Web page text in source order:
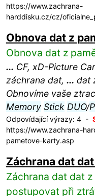
https://www.zachrana-
harddisku.cz/cz/
Obnova dat z
Obnova dat z
... CF, xD-Picture
záchrana dat, ... dat
Obnovíme vaše
Memory Stick DUO/
Odpovídající výrazy: 4 -
https://www.zachrana-
pametove-karty.asp
Záchrana dat
Záchrana dat dat
postupovat při